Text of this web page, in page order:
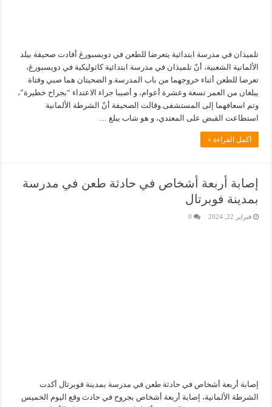
تلميذان في مدرسة ابتدائية يتعرضا للطعن في دويسبورغ أفادت صحيفة بيلد
الألمانية الشعبية، أنّ تلميذان في مدرسة ابتدائية كاثوليكية في دويسبورغ،
تعرضا للطعن أثناء خروجهما من باب المدرسة.و الضحيتان هما صبي وفتاة
يبلغان من العمر تسعة وعشرة أعوام، و أصيبا جراء الاعتداء “بجراح خطيرة”،
وتم اسعافهما إلى المستشفى.وقالت الصحيفة أنّ الشرطة الألمانية
استطاعت القبض على المعتدي، و هو شاب يبلغ …
أكمل القراءة »
إصابة أربعة أشخاص في حادثة طعن في مدرسة
بمدينة فوبرتال
فبراير 22, 2024 0
إصابة أربعة أشخاص في حادثة طعن في مدرسة بمدينة فوبرتال أكدت
الشرطة الألمانية، إصابة أربعة أشخاص بجروح في حادث وقع اليوم الخميس